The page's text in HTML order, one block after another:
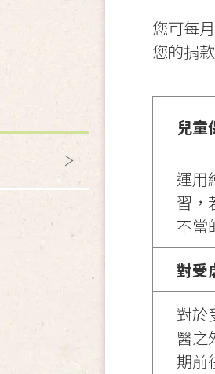
您可每
您的捐
兒童
運用
習，
不當
對受
對於
醫之
期前